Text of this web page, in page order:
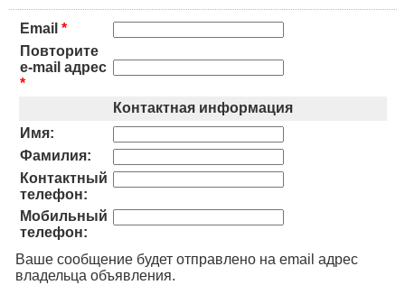
Email *
Повторите
e-mail адрес
*
Контактная информация
Имя:
Фамилия:
Контактный
телефон:
Мобильный
телефон:
Ваше сообщение будет отправлено на email адрес
владельца объявления.